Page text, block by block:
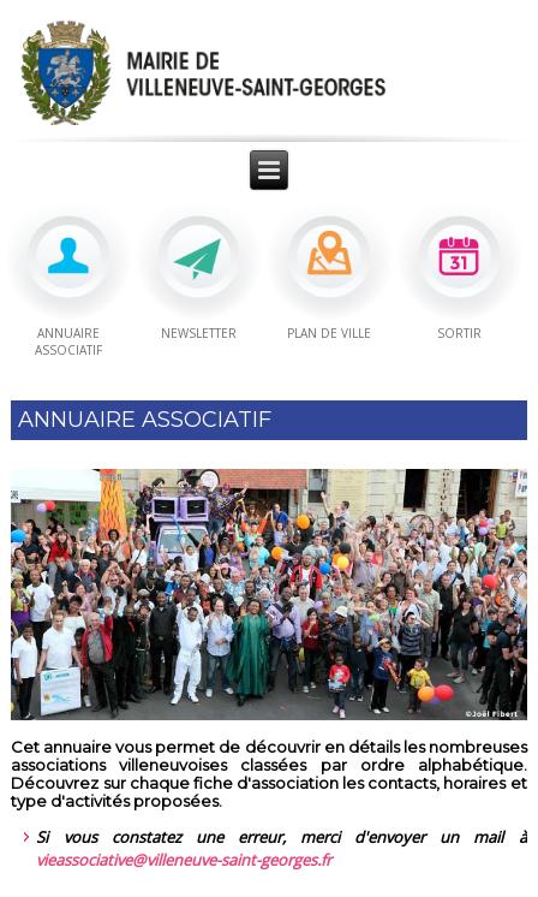
ANNUAIRE
ASSOCIATIF
NEWSLETTER PLAN DE VILLE SORTIR
ANNUAIRE ASSOCIATIF
Cet annuaire vous permet de découvrir en détails les nombreuses
associations villeneuvoises classées par ordre alphabétique.
Découvrez sur chaque fiche d'association les contacts, horaires et
type d'activités proposées.
Si vous constatez une erreur, merci d'envoyer un mail à
vieassociative@villeneuve-saint-georges.fr